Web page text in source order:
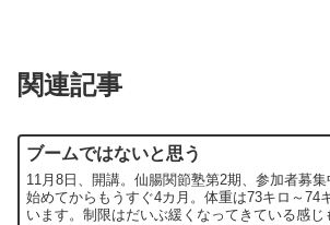
関連記事
ブームではないと思う
11月8日、開講。仙腸関節塾第2期、参加者募
始めてからもうすぐ4カ月。体重は73キロ～74
います。制限はだいぶ緩くなってきている感じ